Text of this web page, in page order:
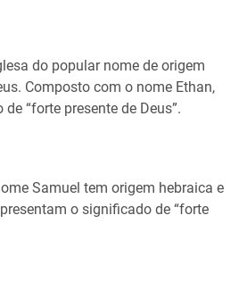
do popular nome de origem
Composto com o nome Ethan,
“forte presente de Deus”.
Samuel tem origem hebraica e
o significado de “forte